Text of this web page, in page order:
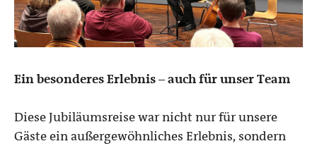
Ein besonderes Erlebnis – auch für unser Team
Diese Jubiläumsreise war nicht nur für unsere
Gäste ein außergewöhnliches Erlebnis, sondern